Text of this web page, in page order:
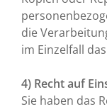
die
im Einzelfall
4) Recht auf
Sie haben das